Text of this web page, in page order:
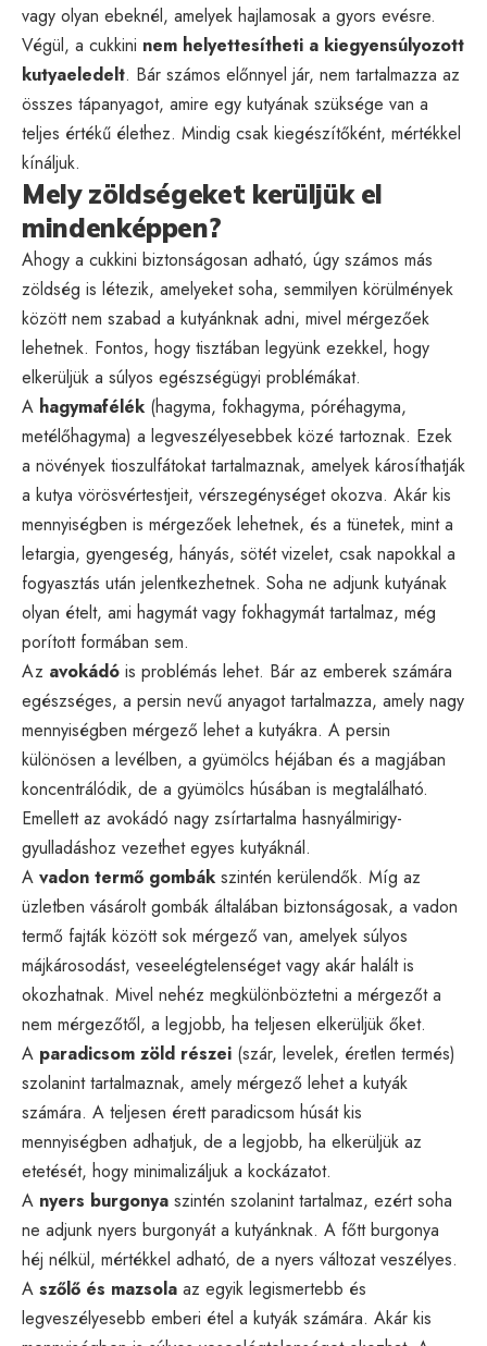
vagy olyan ebeknél, amelyek hajlamosak a gyors evésre.
Végül, a cukkini nem helyettesítheti a kiegyensúlyozott
kutyaeledelt. Bár számos előnnyel jár, nem tartalmazza az
összes tápanyagot, amire egy kutyának szüksége van a
teljes értékű élethez. Mindig csak kiegészítőként, mértékkel
kínáljuk.
Mely zöldségeket kerüljük el
mindenképpen?
Ahogy a cukkini biztonságosan adható, úgy számos más
zöldség is létezik, amelyeket soha, semmilyen körülmények
között nem szabad a kutyánknak adni, mivel mérgezőek
lehetnek. Fontos, hogy tisztában legyünk ezekkel, hogy
elkerüljük a súlyos egészségügyi problémákat.
A hagymafélék (hagyma, fokhagyma, póréhagyma,
metélőhagyma) a legveszélyesebbek közé tartoznak. Ezek
a növények tioszulfátokat tartalmaznak, amelyek károsíthatják
a kutya vörösvértestjeit, vérszegénységet okozva. Akár kis
mennyiségben is mérgezőek lehetnek, és a tünetek, mint a
letargia, gyengeség, hányás, sötét vizelet, csak napokkal a
fogyasztás után jelentkezhetnek. Soha ne adjunk kutyának
olyan ételt, ami hagymát vagy fokhagymát tartalmaz, még
porított formában sem.
Az avokádó is problémás lehet. Bár az emberek számára
egészséges, a persin nevű anyagot tartalmazza, amely nagy
mennyiségben mérgező lehet a kutyákra. A persin
különösen a levélben, a gyümölcs héjában és a magjában
koncentrálódik, de a gyümölcs húsában is megtalálható.
Emellett az avokádó nagy zsírtartalma hasnyálmirigy-
gyulladáshoz vezethet egyes kutyáknál.
A vadon termő gombák szintén kerülendők. Míg az
üzletben vásárolt gombák általában biztonságosak, a vadon
termő fajták között sok mérgező van, amelyek súlyos
májkárosodást, veseelégtelenséget vagy akár halált is
okozhatnak. Mivel nehéz megkülönböztetni a mérgezőt a
nem mérgezőtől, a legjobb, ha teljesen elkerüljük őket.
A paradicsom zöld részei (szár, levelek, éretlen termés)
szolanint tartalmaznak, amely mérgező lehet a kutyák
számára. A teljesen érett paradicsom húsát kis
mennyiségben adhatjuk, de a legjobb, ha elkerüljük az
etetését, hogy minimalizáljuk a kockázatot.
A nyers burgonya szintén szolanint tartalmaz, ezért soha
ne adjunk nyers burgonyát a kutyánknak. A főtt burgonya
héj nélkül, mértékkel adható, de a nyers változat veszélyes.
A szőlő és mazsola az egyik legismertebb és
legveszélyesebb emberi étel a kutyák számára. Akár kis